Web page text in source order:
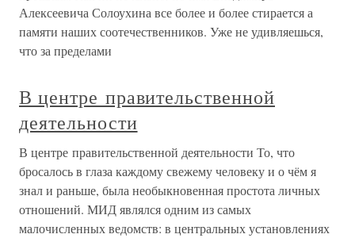
Алексеевича Солоухина все более и более стирается а
памяти наших соотечественников. Уже не удивляешься,
что за пределами
В центре правительственной
деятельности
В центре правительственной деятельности То, что
бросалось в глаза каждому свежему человеку и о чём я
знал и раньше, была необыкновенная простота личных
отношений. МИД являлся одним из самых
малочисленных ведомств: в центральных установлениях